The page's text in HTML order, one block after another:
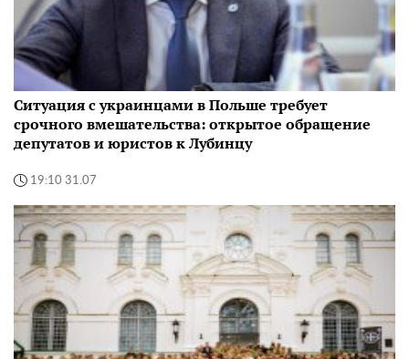
Ситуация с украинцами в Польше требует
срочного вмешательства: открытое обращение
депутатов и юристов к Лубинцу
19:10 31.07